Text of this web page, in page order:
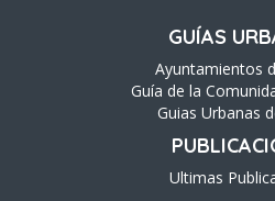
GUÍAS
Ayuntamientos
Guía de la
Guias Urbanas
Ultimas